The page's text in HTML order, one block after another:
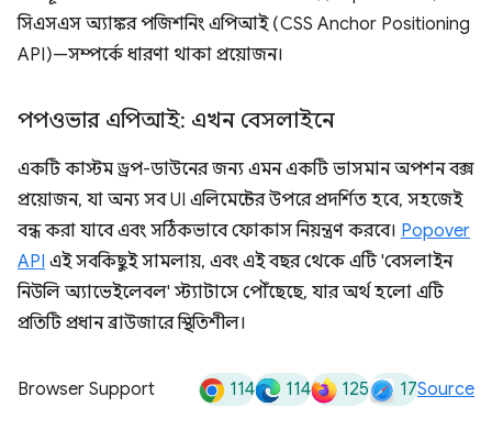
সিএসএস অ্যাঙ্কর পজিশনিং এপিআই (CSS Anchor Positioning
API)—সম্পর্কে ধারণা থাকা প্রয়োজন।
পপওভার এপিআই: এখন বেসলাইনে
একটি কাস্টম ড্রপ-ডাউনের জন্য এমন একটি ভাসমান অপশন বক্স
প্রয়োজন, যা অন্য সব UI এলিমেন্টের উপরে প্রদর্শিত হবে, সহজেই
বন্ধ করা যাবে এবং সঠিকভাবে ফোকাস নিয়ন্ত্রণ করবে। Popover
API এই সবকিছুই সামলায়, এবং এই বছর থেকে এটি 'বেসলাইন
নিউলি অ্যাভেইলেবল' স্ট্যাটাসে পৌঁছেছে, যার অর্থ হলো এটি
প্রতিটি প্রধান ব্রাউজারে স্থিতিশীল।
Browser Support 114 114 125 17Source